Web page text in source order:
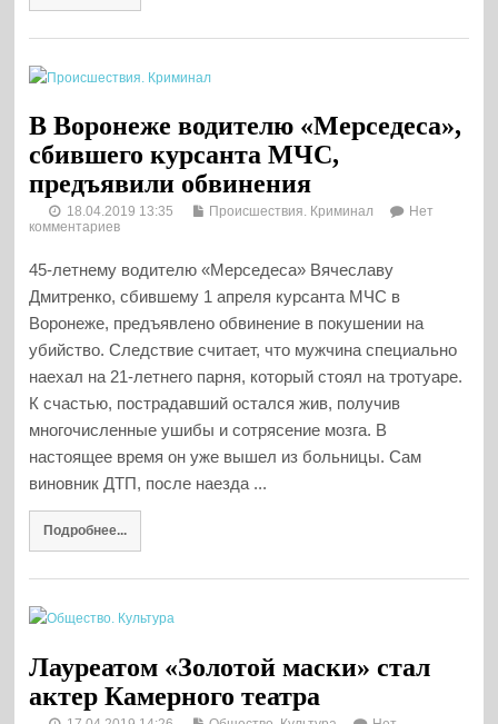
В Воронеже водителю «Мерседеса»,
сбившего курсанта МЧС,
предъявили обвинения
18.04.2019 13:35 Происшествия. Криминал
Нет
комментариев
45-летнему водителю «Мерседеса» Вячеславу
Дмитренко, сбившему 1 апреля курсанта МЧС в
Воронеже, предъявлено обвинение в покушении на
убийство. Следствие считает, что мужчина специально
наехал на 21-летнего парня, который стоял на тротуаре.
К счастью, пострадавший остался жив, получив
многочисленные ушибы и сотрясение мозга. В
настоящее время он уже вышел из больницы. Сам
виновник ДТП, после наезда ...
Подробнее...
Лауреатом «Золотой маски» стал
актер Камерного театра